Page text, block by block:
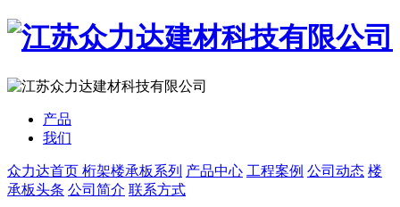
产品
我们
众力达首页 桁架楼承板系列 产品中心 工程案例 公司动态 楼
承板头条 公司简介 联系方式